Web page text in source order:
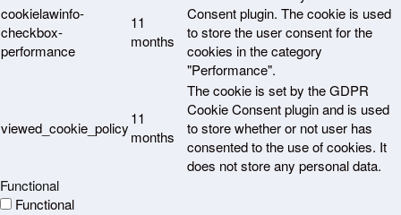
cookielawinfo-
checkbox-
performance
11
months
Consent plugin. The cookie is used
to store the user consent for the
cookies in the category
"Performance".
viewed_cookie_policy
11
months
The cookie is set by the GDPR
Cookie Consent plugin and is used
to store whether or not user has
consented to the use of cookies. It
does not store any personal data.
Functional
Functional